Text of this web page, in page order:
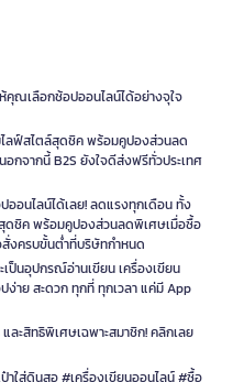
คุณเลือกช้อปออนไลน์ได้อย่างจุใจ
ไลฟ์สไตล์สุดชิค พร้อมคูปองส่วนลด
กจากนี้ B2S ยังใจดีส่งฟรีทั่วประเทศ
ออนไลน์ได้เลย! ลดแรงทุกเดือน ทั้ง
ดชิค พร้อมคูปองส่วนลดพิเศษเมื่อซื้อ
สั่งครบขั้นต่ำที่บริษัทกำหนด
ป็นอุปกรณ์อ่านเขียน เครื่องเขียน
าย สะดวก ทุกที่ ทุกเวลา แค่มี App
ละสิทธิพิเศษเฉพาะสมาชิก! คลิกเลย
าใส่ดินสอ #เครื่องเขียนออนไลน์ #ซื้อ